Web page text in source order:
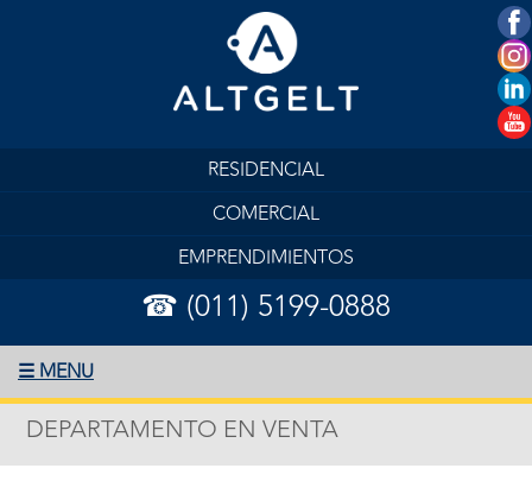
RESIDENCIAL
COMERCIAL
EMPRENDIMIENTOS
☎ (011) 5199-0888
☰ MENU
DEPARTAMENTO EN VENTA